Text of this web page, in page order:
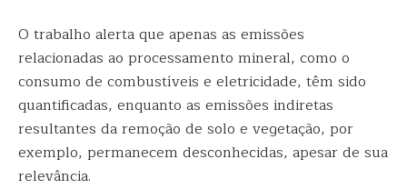
O trabalho alerta que apenas as emissões
relacionadas ao processamento mineral, como o
consumo de combustíveis e eletricidade, têm sido
quantificadas, enquanto as emissões indiretas
resultantes da remoção de solo e vegetação, por
exemplo, permanecem desconhecidas, apesar de sua
relevância.